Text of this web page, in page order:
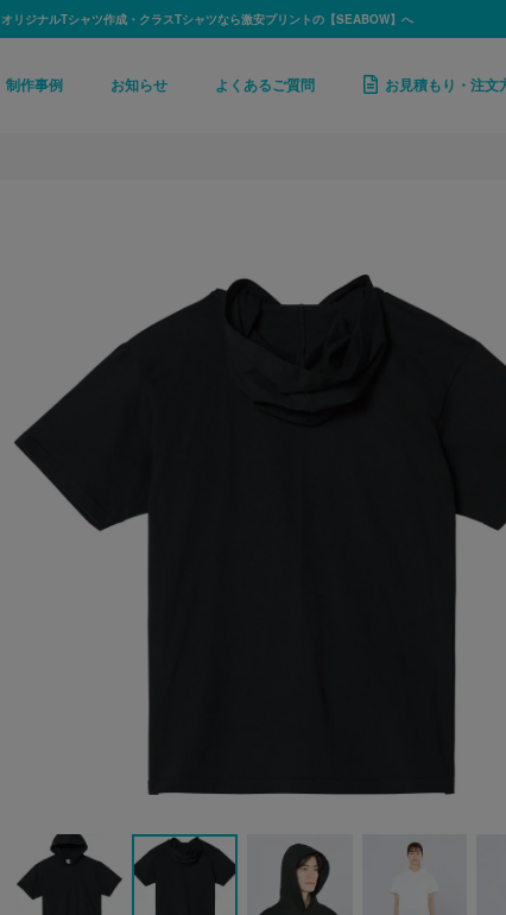
オリジナルTシャツ作成・クラスTシャツなら激安プリントの【SEABOW】へ
制作事例 お知らせ よくあるご質問 お見積もり・注文